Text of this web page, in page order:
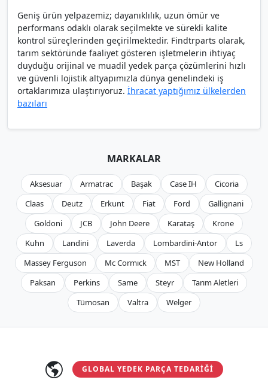
Geniş ürün yelpazemiz; dayanıklılık, uzun ömür ve
performans odaklı olarak seçilmekte ve sürekli kalite
kontrol süreçlerinden geçirilmektedir. Findtrparts olarak,
tarım sektöründe faaliyet gösteren işletmelerin ihtiyaç
duyduğu orijinal ve muadil yedek parça çözümlerini hızlı
ve güvenli lojistik altyapımızla dünya genelindeki iş
ortaklarımıza ulaştırıyoruz. İhracat yaptığımız ülkelerden
bazıları
MARKALAR
Aksesuar Armatrac Başak Case IH
Cicoria
Claas
Deutz Erkunt Fiat Ford
Gallignani
Goldoni
JCB John Deere Karataş
Krone
Kuhn
Landini Laverda Lombardini-Antor
Ls
Massey Ferguson
Mc Cormıck MST
New Holland
Paksan
Perkins Same Steyr
Tarım Aletleri
Tümosan
Valtra Welger
GLOBAL YEDEK PARÇA TEDARIĞI